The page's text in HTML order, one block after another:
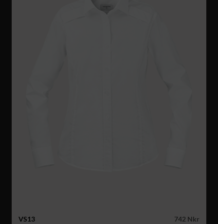
VS13
742 Nkr